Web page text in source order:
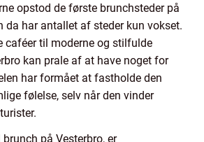
opstod de første brunchsteder på
da har antallet af steder kun vokset.
caféer til moderne og stilfulde
kan prale af at have noget for
har formået at fastholde den
følelse, selv når den vinder
på Vesterbro, er